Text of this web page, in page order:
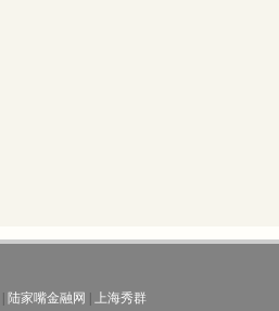
陆家嘴金融网
上海秀群